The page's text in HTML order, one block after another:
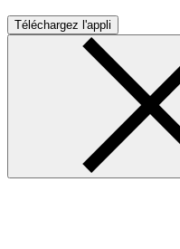
Téléchargez l'appli